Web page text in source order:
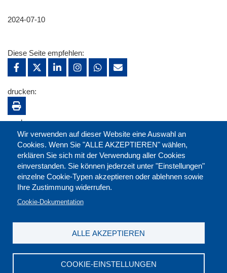
2024-07-10
Wir verwenden auf dieser Website eine Auswahl an
Cookies. Wenn Sie "ALLE AKZEPTIEREN" wählen,
erklären Sie sich mit der Verwendung aller Cookies
einverstanden. Sie können jederzeit unter "Einstellungen"
einzelne Cookie-Typen akzeptieren oder ablehnen sowie
Ihre Zustimmung widerrufen.
Cookie-Dokumentation
COOKIE-EINSTELLUNGEN
ALLE AKZEPTIEREN
Diese Seite empfehlen:
drucken:
merken:
DGB-Bildungswerk NRW e.V. © 2026